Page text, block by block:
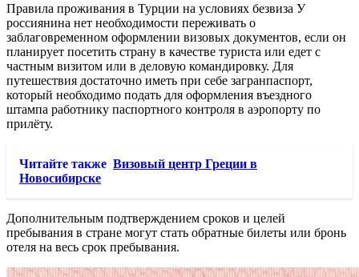
Правила проживания в Турции на условиях безвиза У
россиянина нет необходимости переживать о
заблаговременном оформлении визовых документов, если он
планирует посетить страну в качестве туриста или едет с
частным визитом или в деловую командировку. Для
путешествия достаточно иметь при себе загранпаспорт,
который необходимо подать для оформления въездного
штампа работнику паспортного контроля в аэропорту по
прилёту.
Читайте также Визовый центр Греции в
Новосибирске
Дополнительным подтверждением сроков и целей
пребывания в стране могут стать обратные билеты или бронь
отеля на весь срок пребывания.